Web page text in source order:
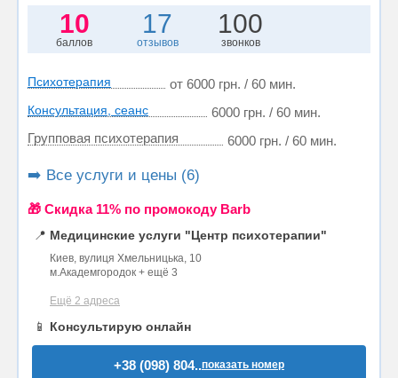
10
баллов
17
отзывов
100
звонков
Психотерапия от 6000 грн. / 60 мин.
Консультация, сеанс
6000 грн. / 60 мин.
Групповая психотерапия
6000 грн. / 60 мин.
➡️ Все услуги и цены (6)
🎁 Cкидка 11% по промокоду Barb
📍 Медицинские услуги "Центр психотерапии"
Киев, вулиця Хмельницька, 10
м.Академгородок + ещё 3
Ещё 2 адреса
📱 Консультирую онлайн
+38 (098) 804..показать номер